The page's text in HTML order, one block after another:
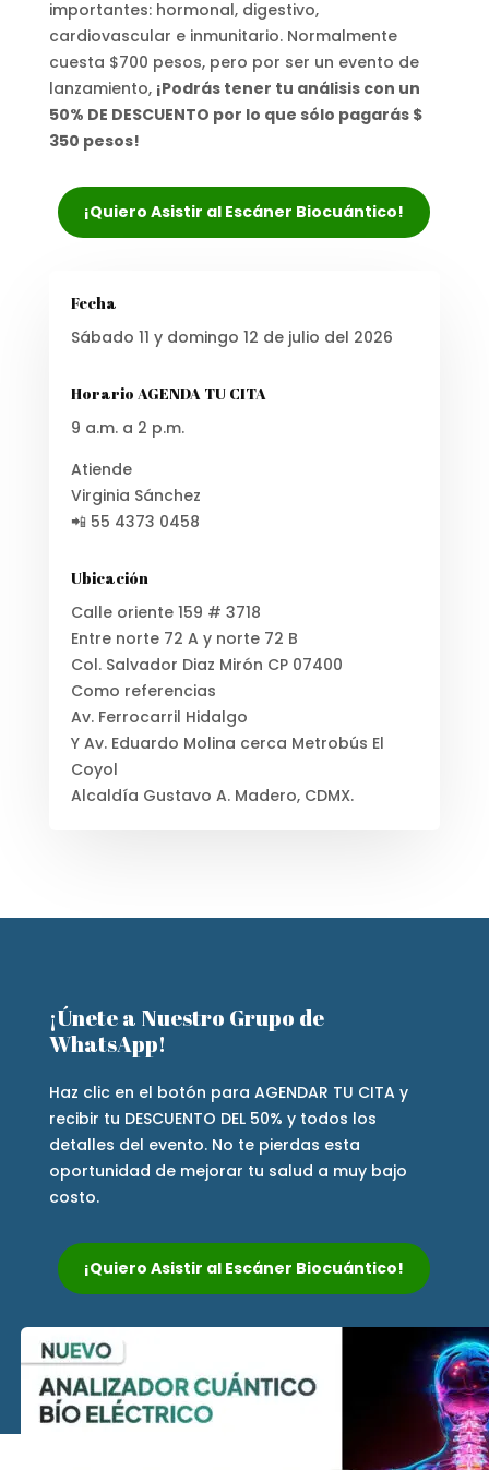
importantes: hormonal, digestivo,
cardiovascular e inmunitario. Normalmente
cuesta $700 pesos, pero por ser un evento de
lanzamiento, ¡Podrás tener tu análisis con un
50% DE DESCUENTO por lo que sólo pagarás $
350 pesos!
¡Quiero Asistir al Escáner Biocuántico!
Fecha
Sábado 11 y domingo 12 de julio del 2026
Horario AGENDA TU CITA
9 a.m. a 2 p.m.
Atiende
Virginia Sánchez
📲 55 4373 0458
Ubicación
Calle oriente 159 # 3718
Entre norte 72 A y norte 72 B
Col. Salvador Diaz Mirón CP 07400
Como referencias
Av. Ferrocarril Hidalgo
Y Av. Eduardo Molina cerca Metrobús El
Coyol
Alcaldía Gustavo A. Madero, CDMX.
¡Únete a Nuestro Grupo de
WhatsApp!
Haz clic en el botón para AGENDAR TU CITA y
recibir tu DESCUENTO DEL 50% y todos los
detalles del evento. No te pierdas esta
oportunidad de mejorar tu salud a muy bajo
costo.
¡Quiero Asistir al Escáner Biocuántico!